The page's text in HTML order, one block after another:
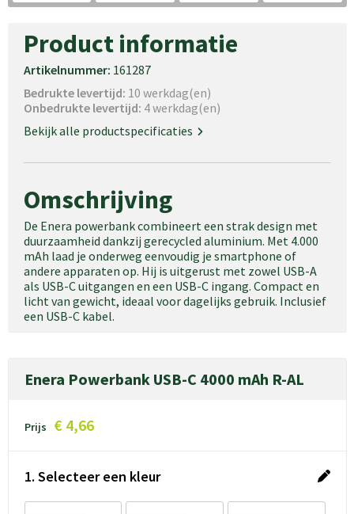
Product informatie
Artikelnummer: 161287
Bedrukte levertijd: 10 werkdag(en)
Onbedrukte levertijd: 4 werkdag(en)
Bekijk alle productspecificaties
Omschrijving
De Enera powerbank combineert een strak design met
duurzaamheid dankzij gerecycled aluminium. Met 4.000
mAh laad je onderweg eenvoudig je smartphone of
andere apparaten op. Hij is uitgerust met zowel USB-A
als USB-C uitgangen en een USB-C ingang. Compact en
licht van gewicht, ideaal voor dagelijks gebruik. Inclusief
een USB-C kabel.
Enera Powerbank USB-C 4000 mAh R-AL
Prijs € 4,66
1. Selecteer een kleur